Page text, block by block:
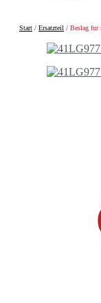
Start / Ersatzteil / Beslag fur